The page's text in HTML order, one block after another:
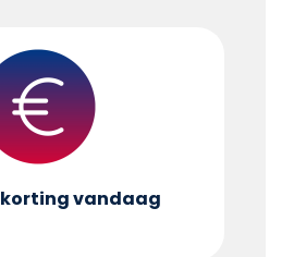
korting vandaag